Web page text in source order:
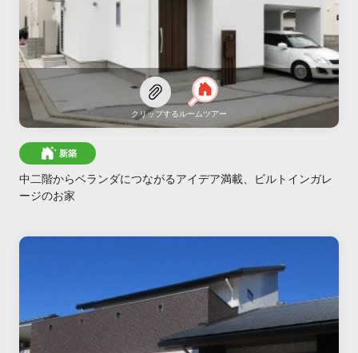
クリップするルームツアー
新築
中二階からベランダにつながるアイデア満載、ビルトインガレ
ージのお家